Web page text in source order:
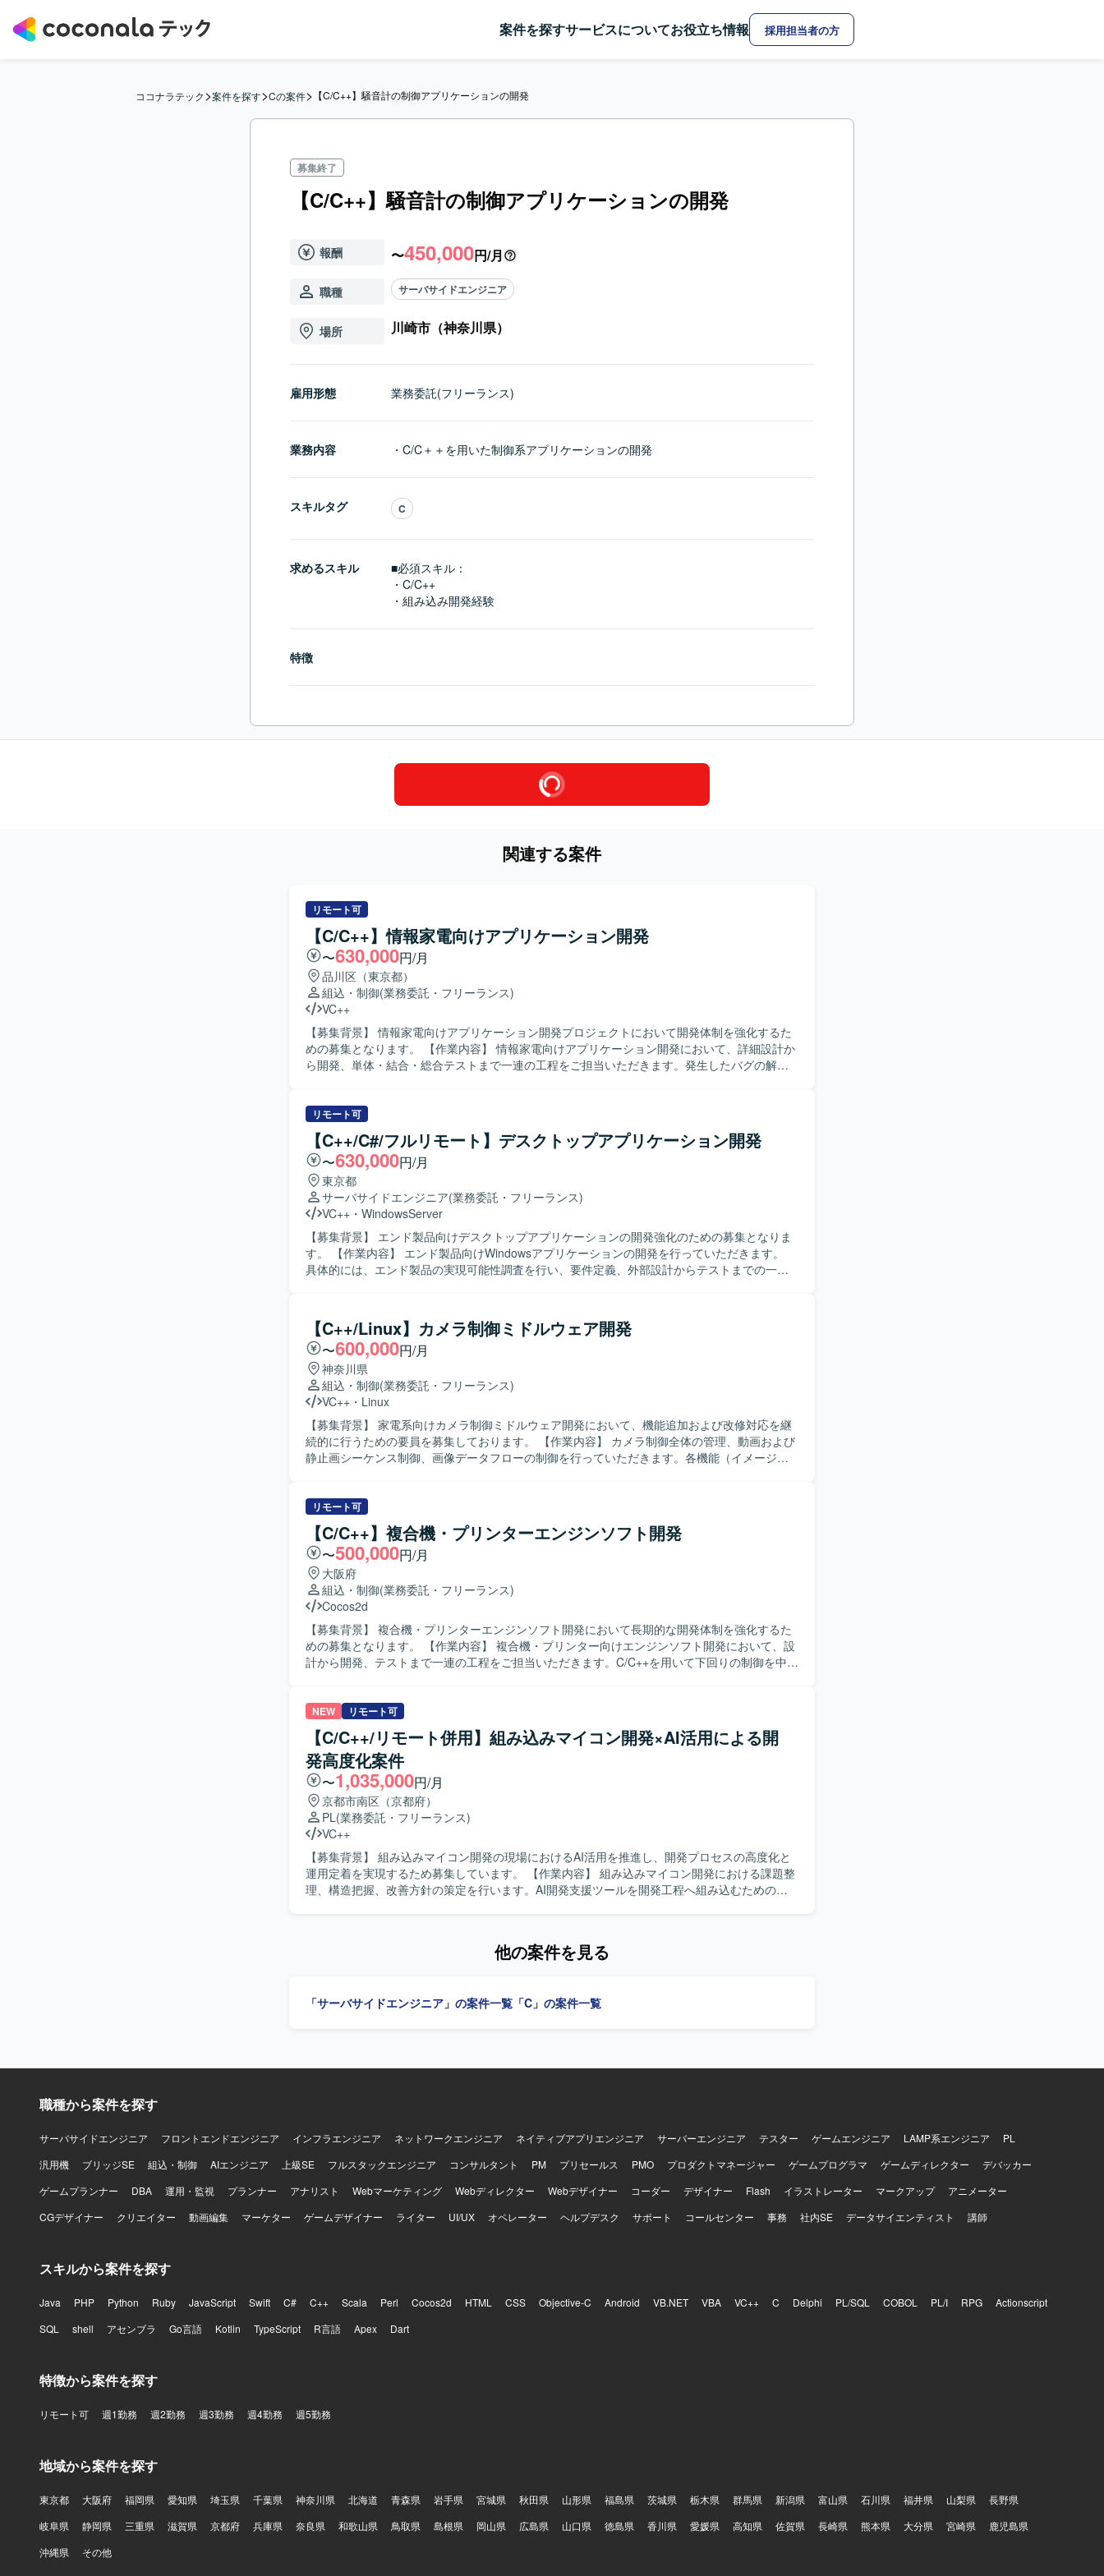
案件を探すサービスについてお役立ち情報 採用担当者の方
ココナラテック>案件を探す>Cの案件> 【C/C++】騒音計の制御アプリケーションの開発
募集終了
【C/C++】騒音計の制御アプリケーションの開発
報酬 〜450,000円/月
職種 サーバサイドエンジニア
場所 川崎市（神奈川県）
雇用形態 業務委託(フリーランス)
業務内容 ・C/C＋＋を用いた制御系アプリケーションの開発
スキルタグ C
求めるスキル
■必須スキル：
・C/C++
・組み込み開発経験
特徴
関連する案件
リモート可
【C/C++】情報家電向けアプリケーション開発
〜630,000円/月
品川区（東京都）
組込・制御(業務委託・フリーランス)
VC++
【募集背景】 情報家電向けアプリケーション開発プロジェクトにおいて開発体制を強化するた
めの募集となります。 【作業内容】 情報家電向けアプリケーション開発において、詳細設計か
ら開発、単体・結合・総合テストまで一連の工程をご担当いただきます。発生したバグの解析
取り組んでいただける方が望ましいです。 【ポジションの魅力】 情報家電向けのプロダクト開
発に携わることで、ユーザーに近い領域での開発経験を積むことができます。C/C++を用いた開
発スキルに加え、リアルタイム通信やAudio処理などの知識を身に付ける機会があります。 【開
発環境】 C/C++、Visual Studio、GitHub（Git）などを用いた開発環境となります。
リモート可
【C++/C#/フルリモート】デスクトップアプリケーション開発
〜630,000円/月
東京都
サーバサイドエンジニア(業務委託・フリーランス)
VC++ ・ WindowsServer
【募集背景】 エンド製品向けデスクトップアプリケーションの開発強化のための募集となりま
す。 【作業内容】 エンド製品向けWindowsアプリケーションの開発を行っていただきます。
具体的には、エンド製品の実現可能性調査を行い、要件定義、外部設計からテストまでの一連
らテストまで、上流から下流まで一貫して携わることができ、デスクトップアプリケーション
開発の経験を幅広く積むことができます。 【開発環境】 Windows環境でC++およびC#を用いた
デスクトップアプリケーション開発となります。WPFを用いた画面開発も行っていただきま
す。
【C++/Linux】カメラ制御ミドルウェア開発
〜600,000円/月
神奈川県
組込・制御(業務委託・フリーランス)
VC++ ・ Linux
【募集背景】 家電系向けカメラ制御ミドルウェア開発において、機能追加および改修対応を継
続的に行うための要員を募集しております。 【作業内容】 カメラ制御全体の管理、動画および
静止画シーケンス制御、画像データフローの制御を行っていただきます。各機能（イメージャ
フトに対して機能追加や修正を行っていただきます。基本設計、詳細設計、プログラミング、
結合テスト、総合テストまで一貫してご対応いただきます。 【求める人物像】 能動的に作業を
進めることができ、長期的に継続して取り組んでいただける方を求めております。日本語で技
術的なコミュニケーションが円滑に行え、仕様書を正確に理解できる方を歓迎いたします。
【ポジションの魅力】 カメラ制御におけるコアとなるミドルウェア開発に携わることができ、
イメージャーやレンズ制御など複数の機能と連携しながら高精度な画像処理制御を経験するこ
とができます。長期的なプロジェクトの中で、組込C++開発スキルやリアルタイム制御に関する
知見を深めていただけます。 【開発環境】 OSはLinux環境となり、組込C++を用いたカメラ制
御ミドルウェアの開発を行います。
リモート可
【C/C++】複合機・プリンターエンジンソフト開発
〜500,000円/月
大阪府
組込・制御(業務委託・フリーランス)
Cocos2d
【募集背景】 複合機・プリンターエンジンソフト開発において長期的な開発体制を強化するた
めの募集となります。 【作業内容】 複合機・プリンター向けエンジンソフト開発において、設
計から開発、テストまで一連の工程をご担当いただきます。C/C++を用いて下回りの制御を中心
求めております。協調性があり、関係者と円滑にコミュニケーションを取りながら開発を進め
ていただける方を歓迎いたします。 【ポジションの魅力】 複合機およびプリンターといったエ
ンジンソフトの開発に携わることで、下回りの組込制御技術を深く習得することができます。
東芝製CPUやSTマイクロ製CPUでの開発経験を積むことができ、組込開発エンジニアとしての
専門性を高められる環境です。 【開発環境】 C/C++を用いた複合機・プリンター向けエンジン
ソフトウェア開発環境となります。東芝製CPUおよびSTマイクロ製CPU上での組込開発を実施
いたします。
NEW リモート可
【C/C++/リモート併用】組み込みマイコン開発×AI活用による開
発高度化案件
〜1,035,000円/月
京都市南区（京都府）
PL(業務委託・フリーランス)
VC++
【募集背景】 組み込みマイコン開発の現場におけるAI活用を推進し、開発プロセスの高度化と
運用定着を実現するため募集しています。 【作業内容】 組み込みマイコン開発における課題整
理、構造把握、改善方針の策定を行います。AI開発支援ツールを開発工程へ組み込むための設
進できる方を求めています。関係者への説明力と資料化力をお持ちの方を歓迎します。 【ポジ
Copilot、Microsoft Copilot、Claude CodeなどのAI開発支援ツールを活用します。
他の案件を見る
「サーバサイドエンジニア」の案件一覧 「C」の案件一覧
職種から案件を探す
サーバサイドエンジニア フロントエンドエンジニア インフラエンジニア ネットワークエンジニア ネイティブアプリエンジニア サーバーエンジニア テスター ゲームエンジニア LAMP系エンジニア
PL
汎用機
ブリッジSE 組込・制御 AIエンジニア 上級SE フルスタックエンジニア コンサルタント PM プリセールス PMO プロダクトマネージャー ゲームプログラマ ゲームディレクター
デバッカー
ゲームプランナー
DBA 運用・監視 プランナー アナリスト Webマーケティング Webディレクター Webデザイナー コーダー デザイナー Flash イラストレーター マークアップ
アニメーター
CGデザイナー
クリエイター 動画編集 マーケター ゲームデザイナー ライター UI/UX オペレーター ヘルプデスク サポート コールセンター 事務 社内SE データサイエンティスト 講師
スキルから案件を探す
Java PHP Python Ruby JavaScript Swift C# C++ Scala Perl Cocos2d HTML CSS Objective-C Android VB.NET VBA VC++ C Delphi PL/SQL COBOL PL/I RPG
Actionscript
SQL
shell アセンブラ Go言語 Kotlin TypeScript R言語 Apex Dart
特徴から案件を探す
リモート可 週1勤務 週2勤務 週3勤務 週4勤務 週5勤務
地域から案件を探す
東京都 大阪府 福岡県 愛知県 埼玉県 千葉県 神奈川県 北海道 青森県 岩手県 宮城県 秋田県 山形県 福島県 茨城県 栃木県 群馬県 新潟県 富山県 石川県 福井県 山梨県
長野県
岐阜県
静岡県 三重県 滋賀県 京都府 兵庫県 奈良県 和歌山県 鳥取県 島根県 岡山県 広島県 山口県 徳島県 香川県 愛媛県 高知県 佐賀県 長崎県 熊本県 大分県 宮崎県
鹿児島県
沖縄県
その他